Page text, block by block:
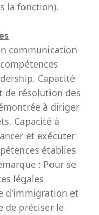
la fonction).
communication
Capacité
de résolution des
à diriger
Capacité à
et exécuter
établies
: Pour se
légales
d'immigration et
de préciser le